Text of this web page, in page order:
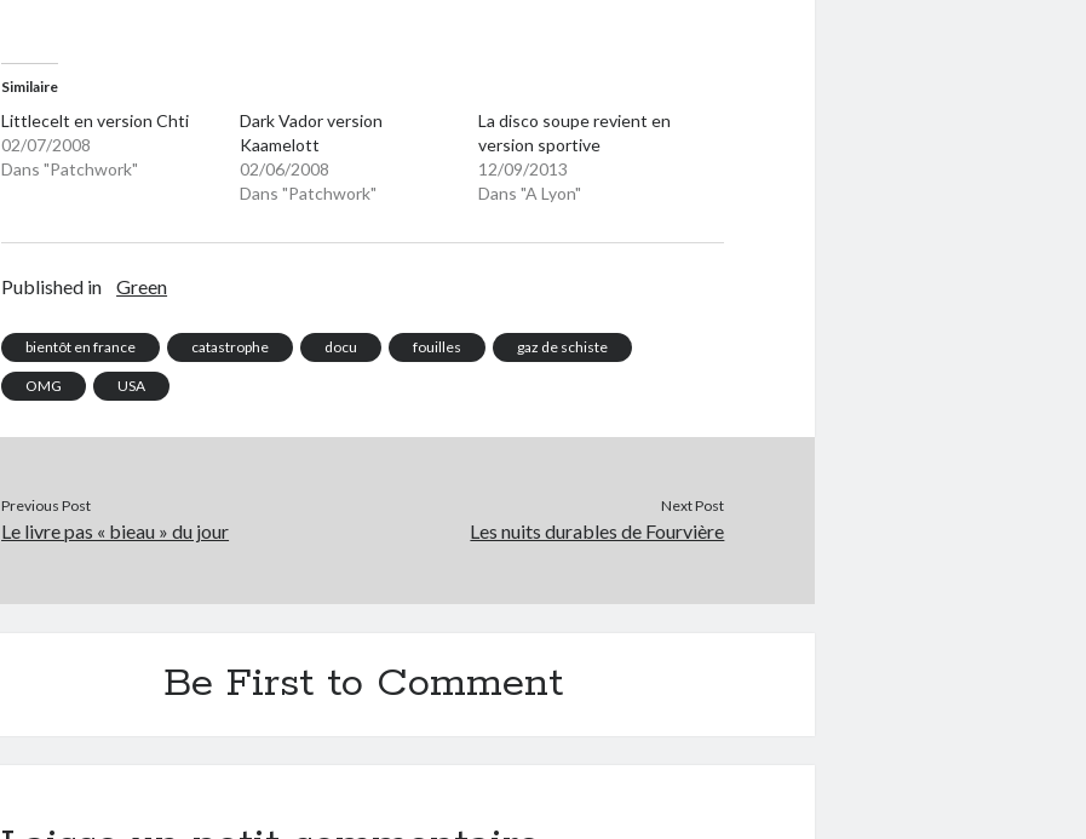
Similaire
Littlecelt en version Chti
02/07/2008
Dans "Patchwork"
Dark Vador version
Kaamelott
02/06/2008
Dans "Patchwork"
La disco soupe revient en
version sportive
12/09/2013
Dans "A Lyon"
Published in Green
bientôt en france catastrophe docu fouilles gaz de schiste
OMG USA
Previous Post
Le livre pas « bieau » du jour
Next Post
Les nuits durables de Fourvière
Be First to Comment